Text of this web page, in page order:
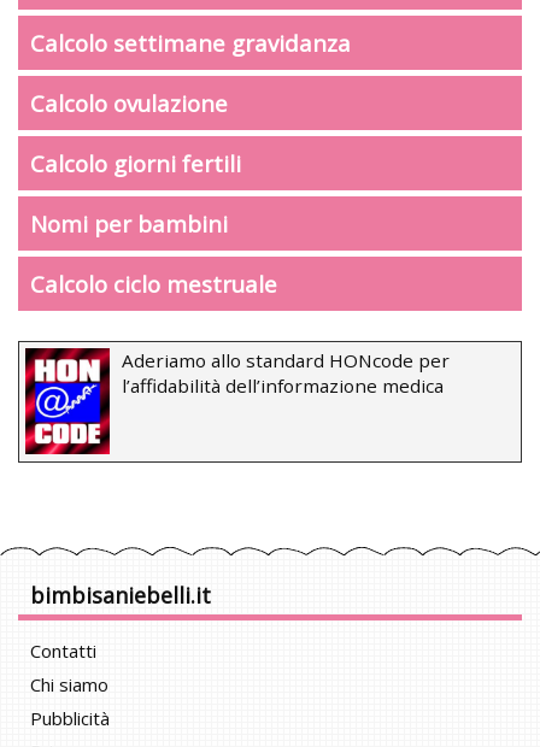
Calcolo settimane gravidanza
Calcolo ovulazione
Calcolo giorni fertili
Nomi per bambini
Calcolo ciclo mestruale
Aderiamo allo standard HONcode per
l’affidabilità dell’informazione medica
bimbisaniebelli.it
Contatti
Chi siamo
Pubblicità